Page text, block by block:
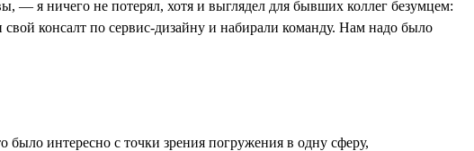
— я ничего не потерял, хотя и выглядел для бывших коллег безумцем:
консалт по сервис-дизайну и набирали команду. Нам надо было
было интересно с точки зрения погружения в одну сферу,